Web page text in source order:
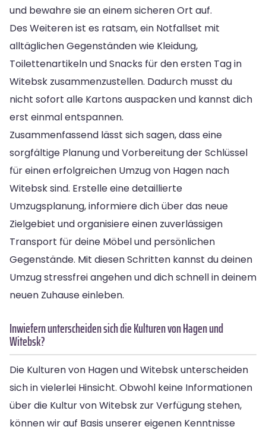
und bewahre sie an einem sicheren Ort auf.
Des Weiteren ist es ratsam, ein Notfallset mit
alltäglichen Gegenständen wie Kleidung,
Toilettenartikeln und Snacks für den ersten Tag in
Witebsk zusammenzustellen. Dadurch musst du
nicht sofort alle Kartons auspacken und kannst dich
erst einmal entspannen.
Zusammenfassend lässt sich sagen, dass eine
sorgfältige Planung und Vorbereitung der Schlüssel
für einen erfolgreichen Umzug von Hagen nach
Witebsk sind. Erstelle eine detaillierte
Umzugsplanung, informiere dich über das neue
Zielgebiet und organisiere einen zuverlässigen
Transport für deine Möbel und persönlichen
Gegenstände. Mit diesen Schritten kannst du deinen
Umzug stressfrei angehen und dich schnell in deinem
neuen Zuhause einleben.
Inwiefern unterscheiden sich die Kulturen von Hagen und
Witebsk?
Die Kulturen von Hagen und Witebsk unterscheiden
sich in vielerlei Hinsicht. Obwohl keine Informationen
über die Kultur von Witebsk zur Verfügung stehen,
können wir auf Basis unserer eigenen Kenntnisse